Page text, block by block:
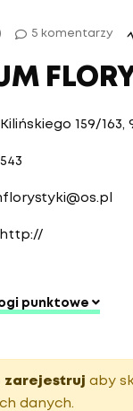
5 komentarzy
159/163,
http://
punktowe
zarejestruj aby
danych.